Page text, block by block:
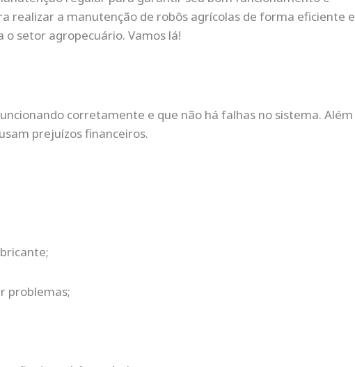
realizar a manutenção de robôs agrícolas de forma eficiente e
setor agropecuário. Vamos lá!
corretamente e que não há falhas no sistema. Além
prejuízos financeiros.
problemas;